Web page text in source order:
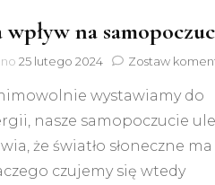
wpływ na
25 lutego 2024 Zostaw
wystawiamy do
nasze samopoczucie
że światło słoneczne ma
czujemy się wtedy